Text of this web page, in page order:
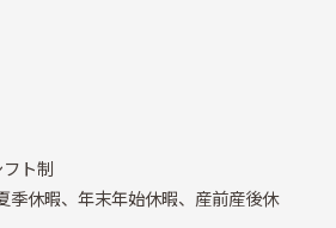
ト制
季休暇、年末年始休暇、産前産後休